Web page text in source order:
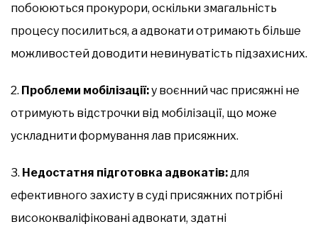
побоюються прокурори, оскільки змагальність
процесу посилиться, а адвокати отримають більше
можливостей доводити невинуватість підзахисних.
2. Проблеми мобілізації:у воєнний час присяжні не
отримують відстрочки від мобілізації, що може
ускладнити формування лав присяжних.
3. Недостатня підготовка адвокатів:для
ефективного захисту в суді присяжних потрібні
висококваліфіковані адвокати, здатні